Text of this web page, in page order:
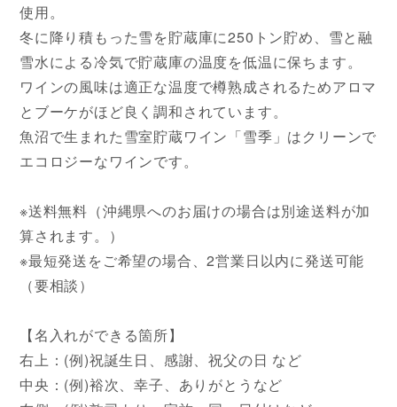
使用。
冬に降り積もった雪を貯蔵庫に250トン貯め、雪と融
雪水による冷気で貯蔵庫の温度を低温に保ちます。
ワインの風味は適正な温度で樽熟成されるためアロマ
とブーケがほど良く調和されています。
魚沼で生まれた雪室貯蔵ワイン「雪季」はクリーンで
エコロジーなワインです。
※送料無料（沖縄県へのお届けの場合は別途送料が加
算されます。）
※最短発送をご希望の場合、2営業日以内に発送可能
（要相談）
【名入れができる箇所】
右上：(例)祝誕生日、感謝、祝父の日 など
中央：(例)裕次、幸子、ありがとうなど